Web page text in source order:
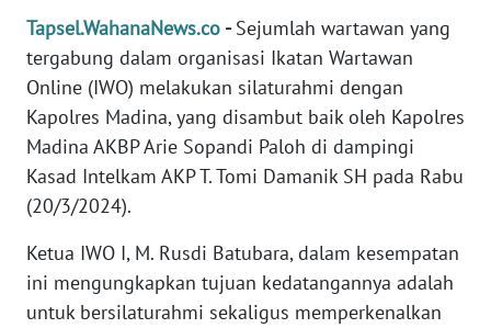
Tapsel.WahanaNews.co -Sejumlah wartawan yang
tergabung dalam organisasi Ikatan Wartawan
Online (IWO) melakukan silaturahmi dengan
Kapolres Madina, yang disambut baik oleh Kapolres
Madina AKBP Arie Sopandi Paloh di dampingi
Kasad Intelkam AKP T. Tomi Damanik SH pada Rabu
(20/3/2024).
Ketua IWO I, M. Rusdi Batubara, dalam kesempatan
ini mengungkapkan tujuan kedatangannya adalah
untuk bersilaturahmi sekaligus memperkenalkan
REDAKSI
KARIR
DISCLAIMER
Wahana
News
WN
SUMUT